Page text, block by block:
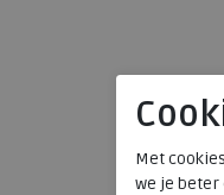
Met
we je